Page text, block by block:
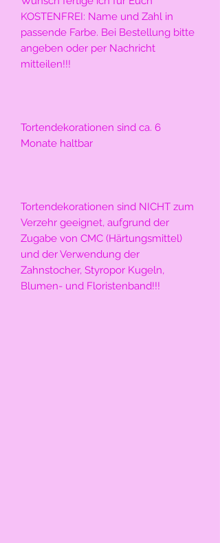
KOSTENFREI: Name und Zahl in
passende Farbe. Bei Bestellung bitte
angeben oder per Nachricht
mitteilen!!!
Tortendekorationen sind ca. 6
Monate haltbar
Tortendekorationen sind NICHT zum
Verzehr geeignet, aufgrund der
Zugabe von CMC (Härtungsmittel)
und der Verwendung der
Zahnstocher, Styropor Kugeln,
Blumen- und Floristenband!!!